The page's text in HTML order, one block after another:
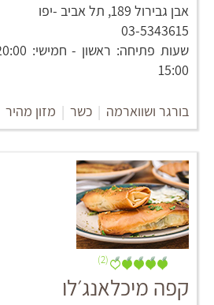
אבן גבירול 189, תל אביב -יפו
03-5343615
15:00
בורגר ושווארמה | כשר | מזון מהיר
(2)
קפה מיכלאנג׳לו